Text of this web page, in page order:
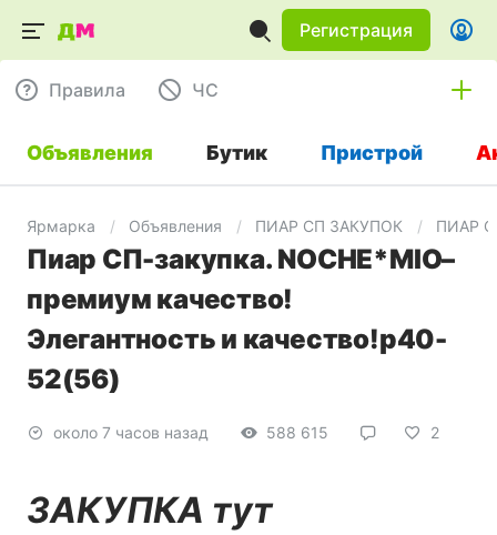
Регистрация
Правила ЧC
Объявления Бутик Пристрой
Ярмарка Объявления ПИАР СП ЗАКУПОК ПИАР
Пиар СП-закупка. NOCHE*MIO–
премиум качество!
Элегантность и качество!р40-
52(56)
около 7 часов назад 588 615 2
ЗАКУПКА тут